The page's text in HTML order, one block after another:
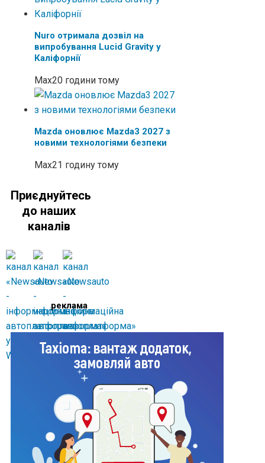
Nuro отримала дозвіл на
випробування Lucid Gravity у
Каліфорнії
Max20 години тому
Mazda оновлює Mazda3 2027 з
новими технологіями безпеки
Max21 годину тому
Приєднуйтесь
до наших
каналів
реклама